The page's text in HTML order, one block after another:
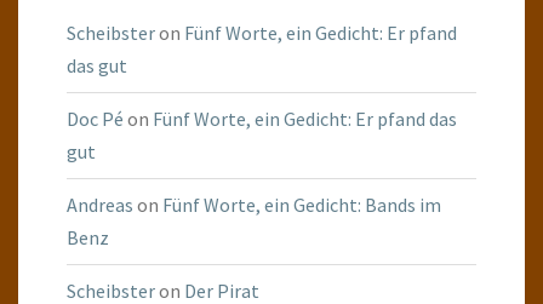
Scheibsteron Fünf Worte, ein Gedicht: Er pfand
das gut
Doc Pé on Fünf Worte, ein Gedicht: Er pfand das
gut
Andreas on Fünf Worte, ein Gedicht: Bands im
Benz
Scheibsteron Der Pirat